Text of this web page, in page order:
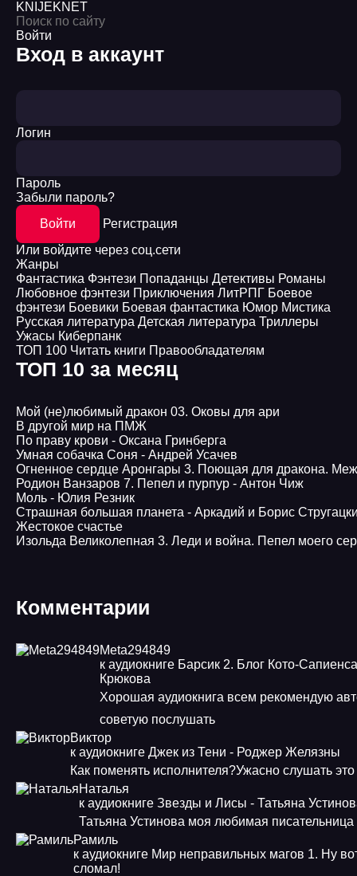
KNIJEKNET
Войти
Вход в аккаунт
Логин
Пароль
Забыли пароль?
Войти
Регистрация
Или войдите через соц.сети
Жанры
Фантастика Фэнтези Попаданцы Детективы Романы
Любовное фэнтези Приключения ЛитРПГ Боевое
фэнтези Боевики Боевая фантастика Юмор Мистика
Русская литература Детская литература Триллеры
Ужасы Киберпанк
ТОП 100 Читать книги Правообладателям
ТОП 10 за месяц
Мой (не)любимый дракон 03. Оковы для ари
В другой мир на ПМЖ
По праву крови - Оксана Гринберга
Умная собачка Соня - Андрей Усачев
Огненное сердце Аронгары 3. Поющая для дракона.
Родион Ванзаров 7. Пепел и пурпур - Антон Чиж
Моль - Юлия Резник
Страшная большая планета - Аркадий и Борис
Жестокое счастье
Изольда Великолепная 3. Леди и война. Пепел моего
Комментарии
Meta294849
к аудиокниге Барсик 2. Блог Кото-
Крюкова
Хорошая аудиокнига всем рекомендую
советую послушать
Виктор
к аудиокниге Джек из Тени - Роджер Желязны
Как поменять исполнителя?Ужасно слушать
Наталья
к аудиокниге Звезды и Лисы - Татьяна
Татьяна Устинова моя любимая писательница
Рамиль
к аудиокниге Мир неправильных магов 1. Ну
сломал!